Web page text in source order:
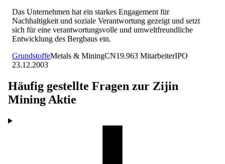
Das Unternehmen hat ein starkes Engagement für
Nachhaltigkeit und soziale Verantwortung gezeigt und setzt
sich für eine verantwortungsvolle und umweltfreundliche
Entwicklung des Bergbaus ein.
GrundstoffeMetals & MiningCN19.963 MitarbeiterIPO
23.12.2003
Häufig gestellte Fragen zur Zijin
Mining Aktie